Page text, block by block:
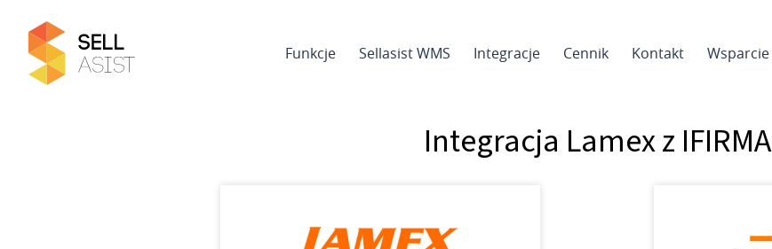
Funkcje Sellasist WMS Integracje Cennik Kontakt Wsparcie
Integracja Lamex z IFIRMA